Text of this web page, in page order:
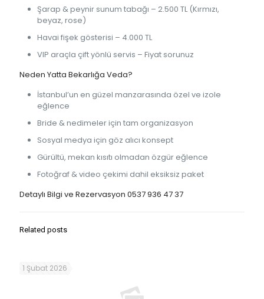
Şarap & peynir sunum tabağı – 2.500 TL (Kırmızı,
beyaz, rose)
Havai fişek gösterisi – 4.000 TL
VIP araçla çift yönlü servis – Fiyat sorunuz
Neden Yatta Bekarlığa Veda?
İstanbul’un en güzel manzarasında özel ve izole
eğlence
Bride & nedimeler için tam organizasyon
Sosyal medya için göz alıcı konsept
Gürültü, mekan kısıtı olmadan özgür eğlence
Fotoğraf & video çekimi dahil eksiksiz paket
Detaylı Bilgi ve Rezervasyon 0537 936 47 37
Related posts
1 Şubat 2026